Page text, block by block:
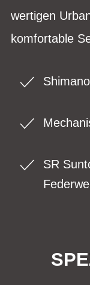
wertigen
komfortable
SR